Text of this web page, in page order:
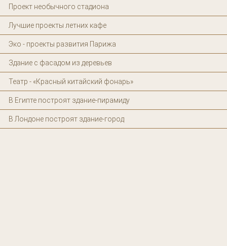
Проект необычного стадиона
Лучшие проекты летних кафе
Эко - проекты развития Парижа
Здание с фасадом из деревьев
Театр - «Красный китайский фонарь»
В Египте построят здание-пирамиду
В Лондоне построят здание-город